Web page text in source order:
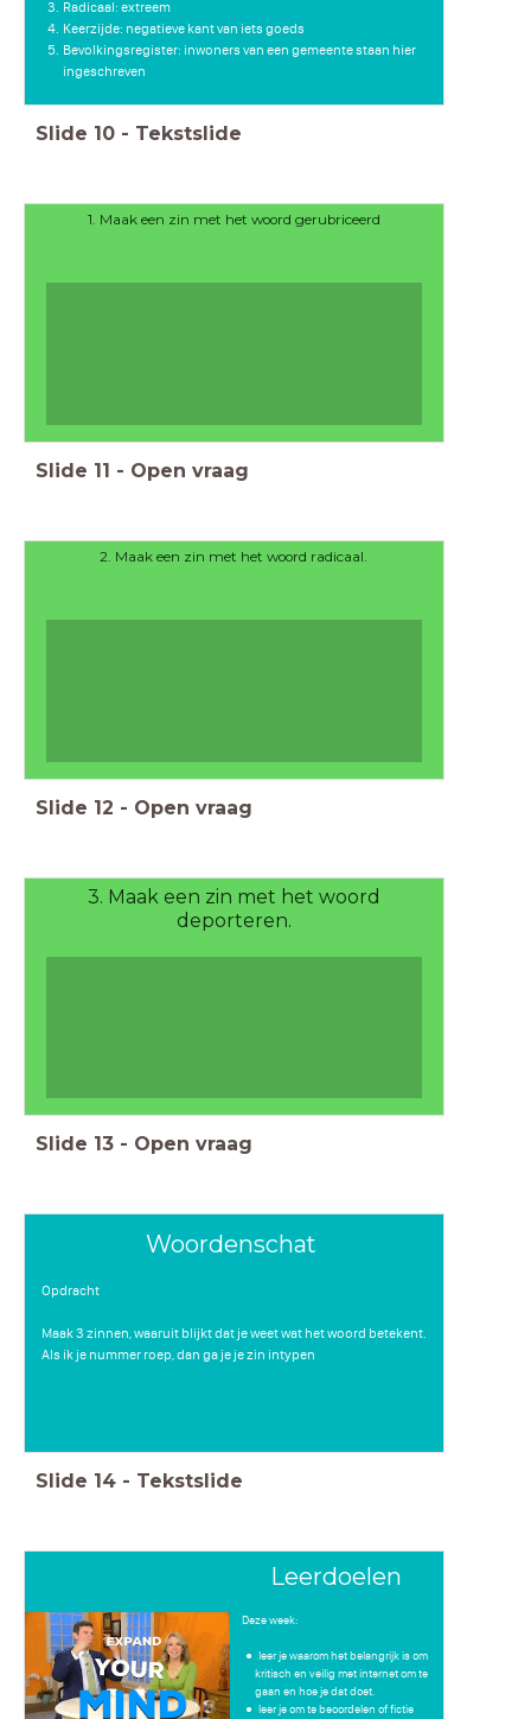
Radicaal: extreem
Keerzijde: negatieve kant van iets goeds
Bevolkingsregister: inwoners van een gemeente staan hier
ingeschreven
Slide 10 - Tekstslide
1. Maak een zin met het woord gerubriceerd
Slide 11 - Open vraag
2. Maak een zin met het woord radicaal.
Slide 12 - Open vraag
3. Maak een zin met het woord
deporteren.
Slide 13 - Open vraag
Woordenschat
Opdracht
Maak 3 zinnen, waaruit blijkt dat je weet wat het woord betekent.
Als ik je nummer roep, dan ga je je zin intypen
Slide 14 - Tekstslide
Leerdoelen
Deze week:
leer je waarom het belangrijk is om
kritisch en veilig met internet om te
gaan en hoe je dat doet.
leer je om te beoordelen of fictie